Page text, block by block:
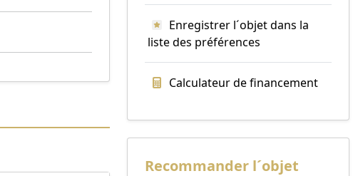
Enregistrer l´objet dans la
liste des préférences
Calculateur de financement
Recommander l´objet